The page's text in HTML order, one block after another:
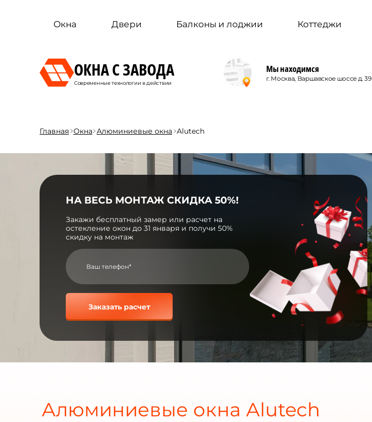
Окна Двери Балконы и лоджии Коттеджи
ОКНА С ЗАВОДА
Современные технологии в действии
Мы находимся
г. Москва, Варшавское шоссе д. 39
Главная Окна Алюминиевые окна Alutech
НА ВЕСЬ МОНТАЖ СКИДКА 50%!
Закажи бесплатный замер или расчет на
остекление окон до 31 января и получи 50%
скидку на монтаж
Заказать расчет
Алюминиевые окна Alutech